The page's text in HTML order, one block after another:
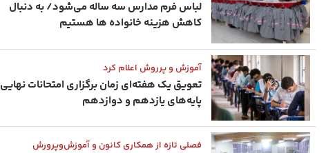
لباس فرم مدارس سه ‌ساله می‌شود/ به دنبال
کاهش هزینه خانواده ها هستیم
آموزش و پرروش اعلام کرد
تعویق یک هفته‌ای زمان برگزاری امتحانات نهایی
پایه‌های یازدهم و دوازدهم
فصلی تازه از همکاری کانون و آموزش‌وپرورش